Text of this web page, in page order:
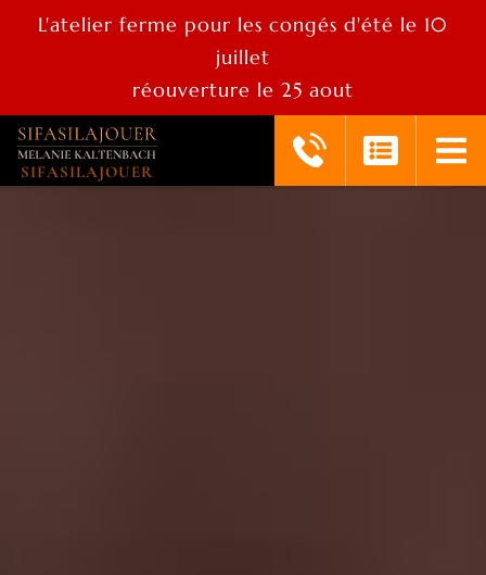
L'atelier ferme pour les congés d'été le 10
juillet
réouverture le 25 aout
SIFASILAJOUER